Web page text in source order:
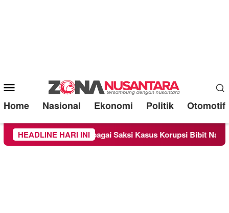
Mobile
Menu
Home Nasional Ekonomi Politik Otomotif
HEADLINE HARI INI
Diperiksa Sebagai Saksi Kasus Korupsi Bibit Nanas